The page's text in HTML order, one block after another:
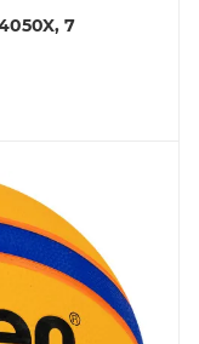
7